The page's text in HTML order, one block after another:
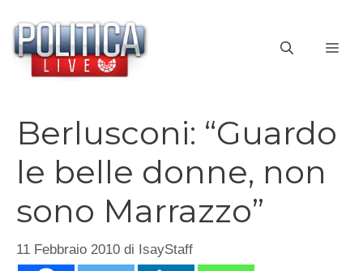
contenuto
Berlusconi: “Guardo
le belle donne, non
sono Marrazzo”
11 Febbraio 2010 di IsayStaff